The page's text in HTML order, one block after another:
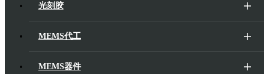
光刻胶
MEMS代工
MEMS器件